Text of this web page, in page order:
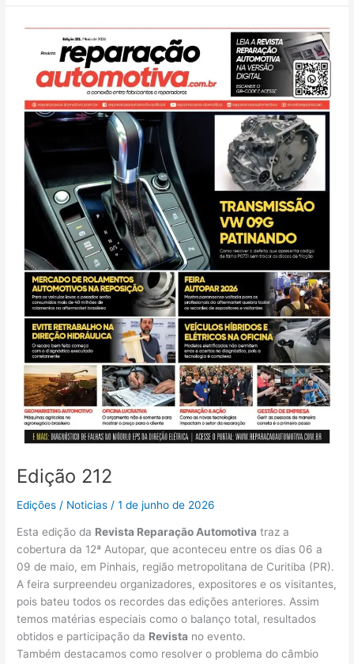
Edição 212
Edições / Noticias /1 de junho de 2026
Esta edição da Revista Reparação Automotiva traz a
cobertura da 12ª Autopar, que aconteceu entre os dias 06 a
09 de maio, em Pinhais, região metropolitana de Curitiba (PR).
A feira surpreendeu organizadores, expositores e os visitantes,
pois bateu todos os recordes das edições anteriores. Assim
temos matérias especiais como o balanço total, resultados
obtidos e participação da Revista no evento.
Também destacamos como resolver o problema do câmbio
Edição